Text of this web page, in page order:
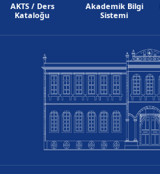
AKTS / Ders
Kataloğu
Akademik Bilgi
Sistemi